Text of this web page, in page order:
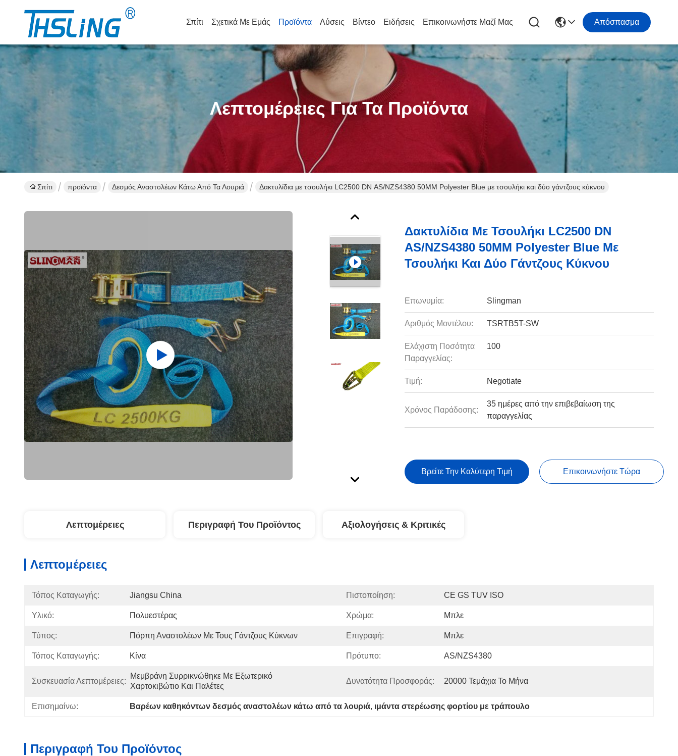
Σπίτι Σχετικά Με Εμάς Προϊόντα Λύσεις Βίντεο Ειδήσεις Επικοινωνήστε Μαζί Μας Απόσπασμα
Λεπτομέρειες Για Τα Προϊόντα
Σπίτι προϊόντα Δεσμός Αναστολέων Κάτω Από Τα Λουριά Δακτυλίδια με τσουλήκι LC2500 DN AS/NZS4380 50MM Polyester Blue με τσουλήκι και δύο γάντζους κύκνου
Δακτυλίδια Με Τσουλήκι LC2500 DN
AS/NZS4380 50MM Polyester Blue Με
Τσουλήκι Και Δύο Γάντζους Κύκνου
Επωνυμία: Slingman
Αριθμός Μοντέλου: TSRTB5T-SW
Ελάχιστη Ποσότητα
Παραγγελίας:
100
Τιμή: Negotiate
Χρόνος Παράδοσης:
35 ημέρες από την επιβεβαίωση της
παραγγελίας
Βρείτε Την Καλύτερη Τιμή Επικοινωνήστε Τώρα
Λεπτομέρειες Περιγραφή Του Προϊόντος Αξιολογήσεις & Κριτικές
Λεπτομέρειες
Τόπος Καταγωγής: Jiangsu China Πιστοποίηση: CE GS TUV ISO
Υλικό: Πολυεστέρας Χρώμα: Μπλε
Τύπος: Πόρπη Αναστολέων Με Τους Γάντζους Κύκνων Επιγραφή: Μπλε
Τόπος Καταγωγής: Κίνα Πρότυπο: AS/NZS4380
Συσκευασία Λεπτομέρειες:
Μεμβράνη Συρρικνώθηκε Με Εξωτερικό
Χαρτοκιβώτιο Και Παλέτες
Δυνατότητα Προσφοράς: 20000 Τεμάχια Το Μήνα
Επισημαίνω: Βαρέων καθηκόντων δεσμός αναστολέων κάτω από τα λουριά, ιμάντα στερέωσης φορτίου με τράπουλο
Περιγραφή Του Προϊόντος